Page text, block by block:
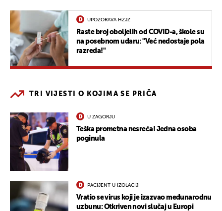
UPOZORAVA HZJZ
Raste broj oboljelih od COVID-a, škole su
na posebnom udaru: "Već nedostaje pola
razreda!"
TRI VIJESTI O KOJIMA SE PRIČA
U ZAGORJU
Teška prometna nesreća! Jedna osoba
poginula
PACIJENT U IZOLACIJI
Vratio se virus koji je izazvao međunarodnu
uzbunu: Otkriven novi slučaj u Europi